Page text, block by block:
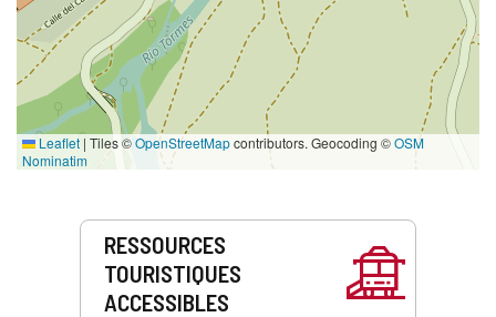
Leaflet | Tiles ©OpenStreetMapcontributors. Geocoding ©OSM
Nominatim
Prestations
RESSOURCES
TOURISTIQUES
ACCESSIBLES